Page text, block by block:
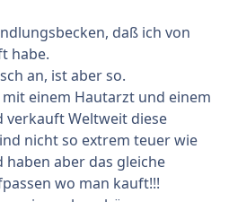
daß ich von
habe.
an, ist aber so.
einem Hautarzt und einem
verkauft Weltweit diese
nicht so extrem teuer wie
haben aber das gleiche
wo man kauft!!!